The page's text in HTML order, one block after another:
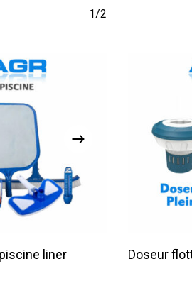
1/2
La Suiteliner Doseur